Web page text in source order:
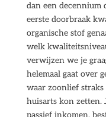
dan een
eerste doorbraak
organische stof
welk
verwijzen we je
helemaal gaat over
waar zoonlief straks
huisarts kon zetten.
passief inkomen,